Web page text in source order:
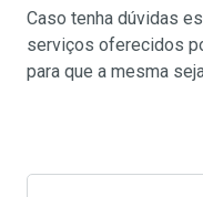
Caso tenha dúvidas
serviços oferecidos
para que a mesma